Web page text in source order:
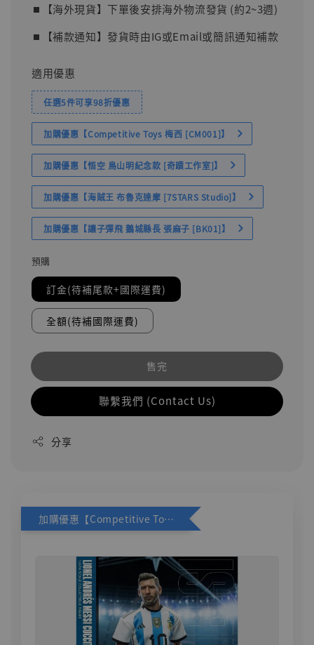
⏹︎【海外現貨】下單後安排海外物流發貨 (約2~3週)
⏹︎【補款通知】發貨時由IG或Email或簡訊通知補款
適用優惠
任選5件可享98折優惠
加購優惠【Competitive Toys 梅西 [CM001]】
加購優惠【悟空 鳥山明紀念款 [奇蹟工作室]】
加購優惠【海賊王 布魯克達摩 [7STARS Studio]】
加購優惠【讓子彈飛 鵝城縣長 張麻子 [BK01]】
預購
訂金(待補尾款+國際運費)
全額(待補國際運費)
售完
聯繫我們 (Contact Us)
分享
加購優惠【Competitive Toys 梅西 [CM001]】